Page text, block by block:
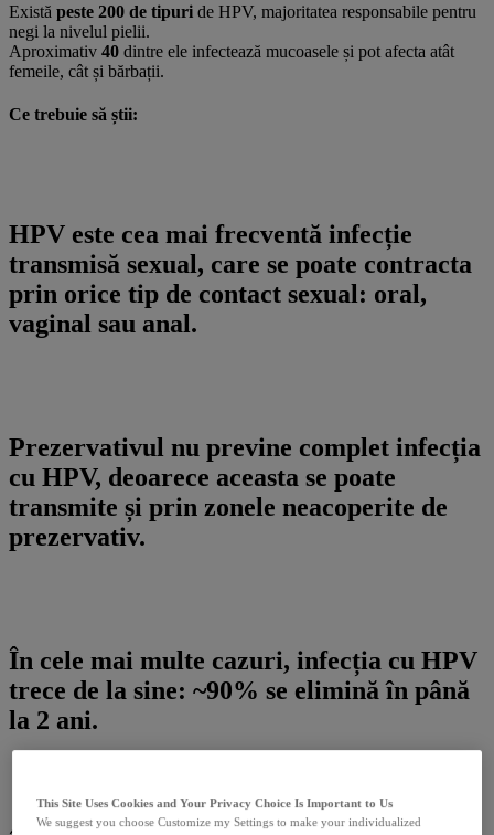
Există peste 200 de tipuri de HPV, majoritatea responsabile pentru
negi la nivelul pielii.
Aproximativ 40 dintre ele infectează mucoasele și pot afecta atât
femeile, cât și bărbații.
Ce trebuie să știi:
HPV este cea mai frecventă infecție
transmisă sexual, care se poate contracta
prin orice tip de contact sexual: oral,
vaginal sau anal.
Prezervativul nu previne complet infecția
cu HPV, deoarece aceasta se poate
transmite și prin zonele neacoperite de
prezervativ.
În cele mai multe cazuri, infecția cu HPV
trece de la sine: ~90% se elimină în până
la 2 ani.
This Site Uses Cookies and Your Privacy Choice Is Important to Us
We suggest you choose Customize my Settings to make your individualized